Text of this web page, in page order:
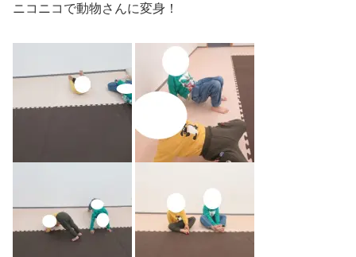
ニコニコで動物さんに変身！